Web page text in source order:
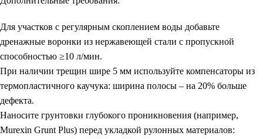
Для участков с регулярным скоплением воды добавьте
дренажные воронки из нержавеющей стали с пропускной
способностью ≥10 л/мин.
При наличии трещин шире 5 мм используйте компенсаторы из
термопластичного каучука: ширина полосы – на 20% больше
дефекта.
Наносите грунтовки глубокого проникновения (например,
Murexin Grunt Plus) перед укладкой рулонных материалов: